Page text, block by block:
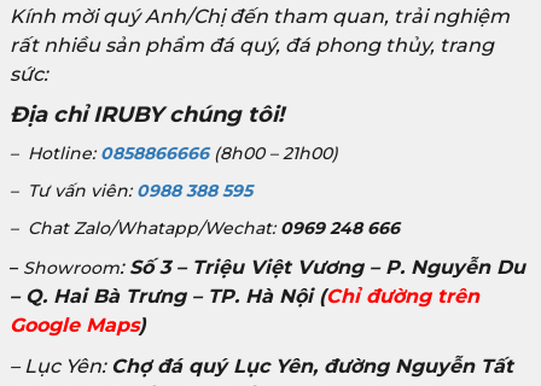
Kính mời quý Anh/Chị đến tham quan, trải nghiệm
rất nhiều sản phẩm đá quý, đá phong thủy, trang
sức:
Địa chỉ IRUBY chúng tôi!
– Hotline: 0858866666(8h00 – 21h00)
– Tư vấn viên: 0988 388 595
– Chat Zalo/Whatapp/Wechat: 0969 248 666
– Showroom: Số 3 – Triệu Việt Vương – P. Nguyễn Du
– Q. Hai Bà Trưng – TP. Hà Nội(Chỉ đường trên
Google Maps)
– Lục Yên: Chợ đá quý Lục Yên, đường Nguyễn Tất